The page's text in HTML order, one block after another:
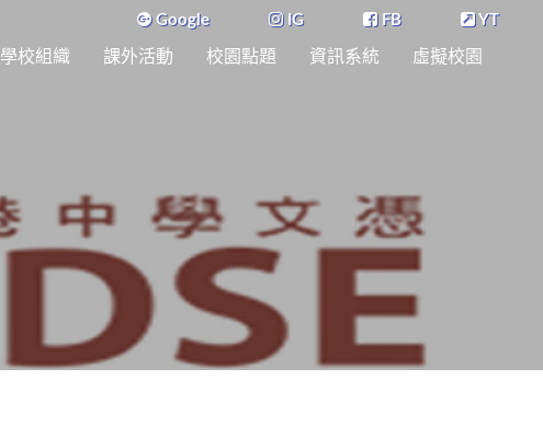
學校組織 課外活動 校園點題 資訊系統 虛擬校園
Google IG FB YT